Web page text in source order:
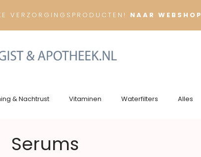
VERZORGINGSPRODUCTEN! NAAR WEBSHOP
& Nachtrust Vitaminen Waterfilters Alles
Serums